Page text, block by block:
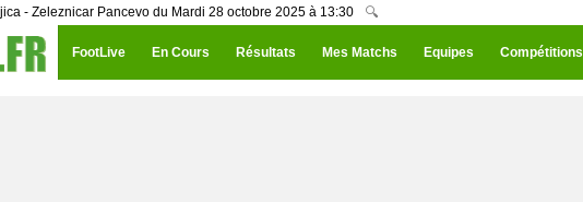
- Zeleznicar Pancevo du Mardi 28 octobre 2025 à 13:30 🔍
FootLive En Cours Résultats Mes Matchs Equipes Compétitions